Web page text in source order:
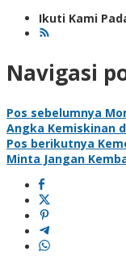
Ikuti Kami
Navigasi
Pos sebelumnya
Angka Kemiskinan
Pos berikutnya
Minta Jangan